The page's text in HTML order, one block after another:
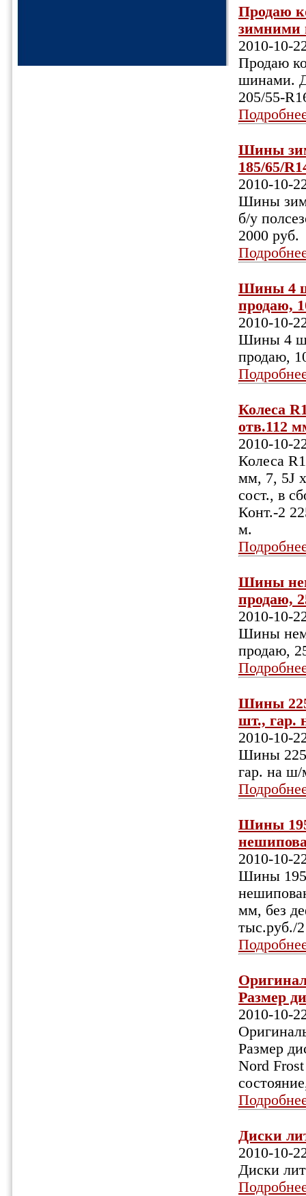
Продаю
зимними
2010-10-
Продаю
шинами.
205/55-
Шины
185/65/
2010-10-
Шины
б/у
2000 руб.
Шины 4
продаю,
2010-10-
Шины 4
продаю,
Колеса
отв.112
2010-10-
Колеса
мм, 7, 5J
сост., в
Конт.-2
м.
Шины
продаю,
2010-10-
Шины
продаю,
Шины
шт., гар.
2010-10-
Шины
гар. на
Шины
2010-10-
Шины
мм, без
тыс.руб./
Размер
2010-10-
Размер
Nord
Диски
2010-10-
Диски